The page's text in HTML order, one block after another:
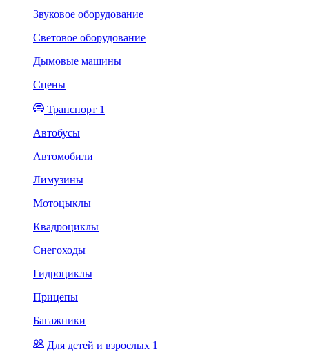
Звуковое оборудование
Световое оборудование
Дымовые машины
Сцены
Транспорт 1
Автобусы
Автомобили
Лимузины
Мотоцыклы
Квадроциклы
Снегоходы
Гидроциклы
Прицепы
Багажники
Для детей и взрослых 1